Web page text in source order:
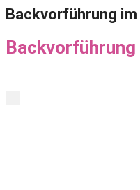
Backvorführung